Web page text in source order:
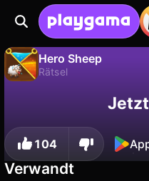
Hero Sheep
Rätsel
speichern!
104
Verwandt